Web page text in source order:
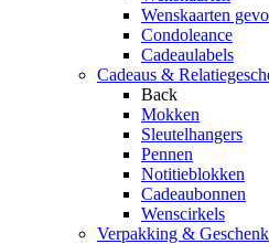
Wenskaarten
Condoleance
Cadeaulabels
Cadeaus &
Back
Mokken
Sleutelhangers
Pennen
Notitieblokken
Cadeaubonnen
Wenscirkels
Verpakking & Geschenk